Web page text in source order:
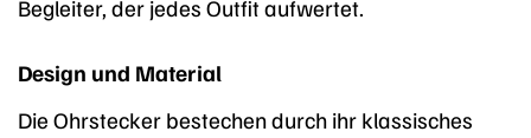
Begleiter, der jedes Outfit aufwertet.
Design und Material
Die Ohrstecker bestechen durch ihr klassisches